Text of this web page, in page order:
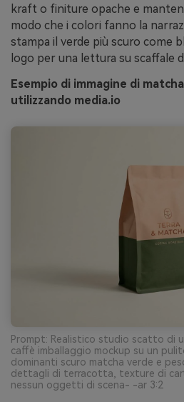
kraft o finiture opache e
modo che i colori fanno la
stampa il verde più scuro come
logo per una lettura su scaffale
Esempio di immagine di
utilizzando media.io
Prompt: Realistico studio scatto di
caffè imballaggio mockup su un
dominanti scuro matcha verde e
dettagli di terracotta, texture di
nessun oggetti di scena- -ar 3:2